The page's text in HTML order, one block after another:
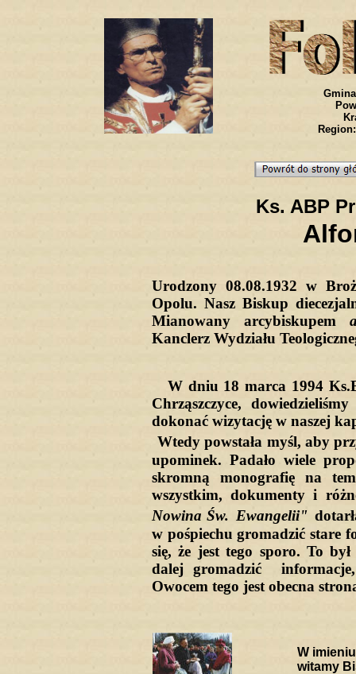
Ks. ABP
Urodzony 08.08.1932 w
Opolu. Nasz Biskup
Mianowany arcybiskupem
Kanclerz Wydziału
W dniu 18 marca 1994
Chrząszczyce,
dokonać wizytację w naszej
Wtedy powstała myśl, aby
upominek. Padało wiele
skromną monografię na
wszystkim, dokumenty i
Nowina Św. Ewangelii"
w pośpiechu gromadzić stare
się, że jest tego sporo. To
dalej gromadzić
Owocem tego jest obecna stron
W
witamy